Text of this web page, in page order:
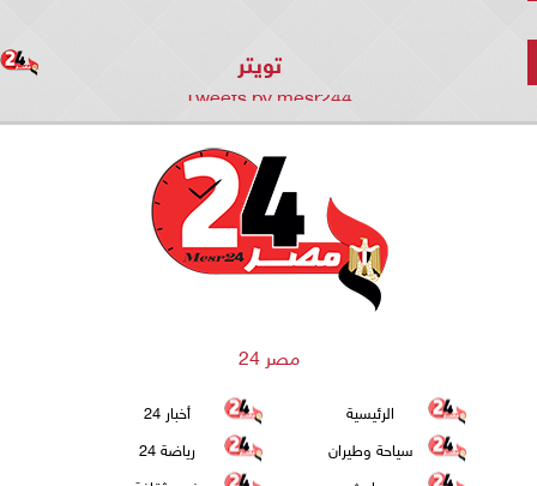
تويتر
Tweets by mesr244
مصر 24
الرئيسية
أخبار 24
سياحة وطيران
رياضة 24